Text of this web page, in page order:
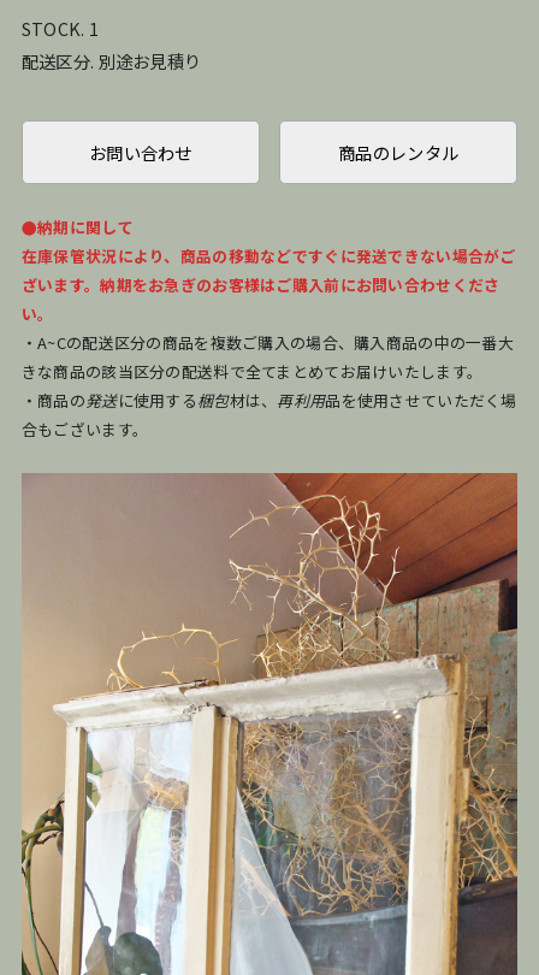
STOCK. 1
配送区分. 別途お見積り
お問い合わせ 商品のレンタル
●納期に関して
在庫保管状況により、商品の移動などですぐに発送できない場合がご
ざいます。納期をお急ぎのお客様はご購入前にお問い合わせくださ
い。
・A~Cの配送区分の商品を複数ご購入の場合、購入商品の中の一番大
きな商品の該当区分の配送料で全てまとめてお届けいたします。
・商品の発送に使用する梱包材は、 再利用品を使用させていただく場
合もございます。